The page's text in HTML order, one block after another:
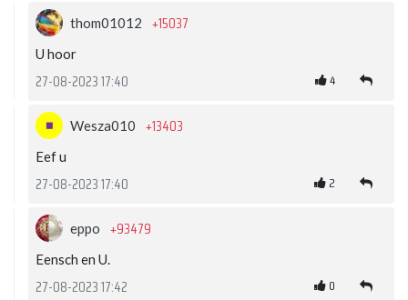
thom01012 +15037
U hoor
27-08-2023 17:40 4
Wesza010 +13403
Eef u
27-08-2023 17:40 2
eppo +93479
Eensch en U.
27-08-2023 17:42 0